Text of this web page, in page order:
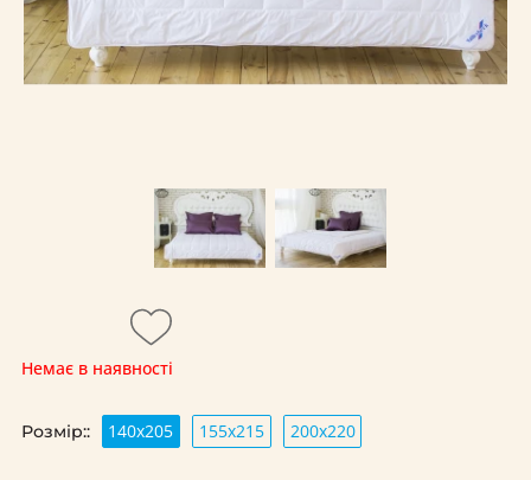
Немає в наявності
Розмір:: 140х205 155х215 200х220